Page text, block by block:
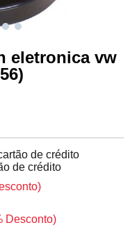
eletronica vw
de crédito
de crédito
Desconto)